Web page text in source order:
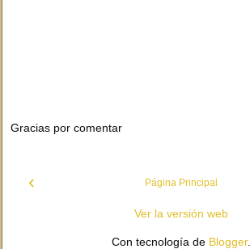
Gracias por comentar
‹ Página Principal
Ver la versión web
Con tecnología de Blogger.